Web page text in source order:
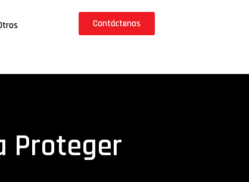
Contáctenos
Proteger